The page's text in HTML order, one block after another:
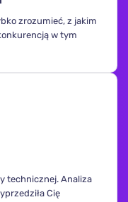
zrozumieć, z jakim
w tym
technicznej. Analiza
Cię